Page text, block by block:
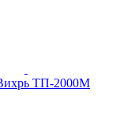
ТП-2000М